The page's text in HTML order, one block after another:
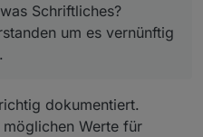
Schriftliches?
um es vernünftig
dokumentiert.
Werte für